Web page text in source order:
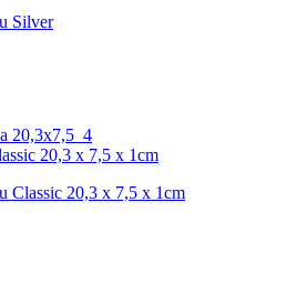
Silver
20,3 x 7,5 x 1cm
Classic 20,3 x 7,5 x 1cm